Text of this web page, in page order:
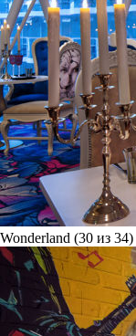
Wonderland (30 из 34)